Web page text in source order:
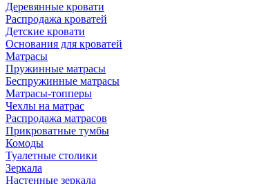
Деревянные кровати
Распродажа кроватей
Детские кровати
Основания для кроватей
Матрасы
Пружинные матрасы
Беспружинные матрасы
Матрасы-топперы
Чехлы на матрас
Распродажа матрасов
Прикроватные тумбы
Комоды
Туалетные столики
Зеркала
Настенные зеркала